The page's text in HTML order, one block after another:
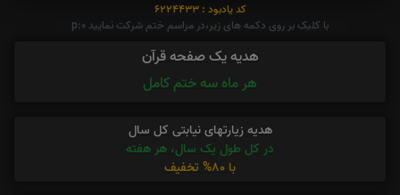
کد یادبود : 6224433
با کلیک بر روی دکمه های زیر،در مراسم ختم شرکت نمایید p:0
هدیه یک صفحه قرآن
هر ماه سه ختم کامل
هدیه زیارتهای نیابتی کل سال
در کل طول یک سال، هر هفته
با 80% تخفیف